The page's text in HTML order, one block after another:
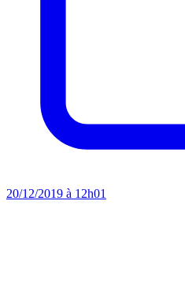
20/12/2019 à 12h01